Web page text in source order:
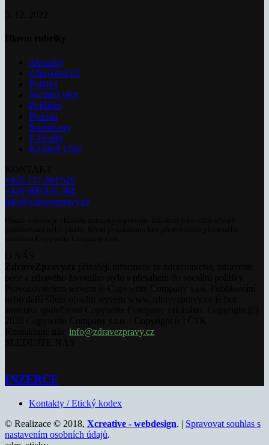
Aktuality
Zdravotnictví
Politika
Sociální věci
Pojištění
Pharma
Rozhovory
E-Health
Ke kávě i čaji
+420 777 264 528
+420 606 831 394
info@zdravezpravy.cz
info@zdravezpravy.cz
INZERCE
Kontakty / Etický kodex
© Realizace © 2018, Xcreative - webdesign. | Spravovat souhlas s
nastavením osobních údajů.